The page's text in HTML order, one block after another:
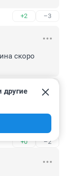
+2 –3
скоро
+0 –2
другие